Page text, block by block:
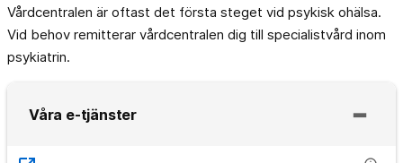
Vårdcentralen är oftast det första steget vid psykisk ohälsa.
Vid behov remitterar vårdcentralen dig till specialistvård inom
psykiatrin.
Våra e-tjänster